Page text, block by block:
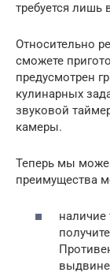
требуется лишь
Относительно
сможете
предусмотрен
кулинарных
звуковой
камеры.
Теперь мы
преимущества